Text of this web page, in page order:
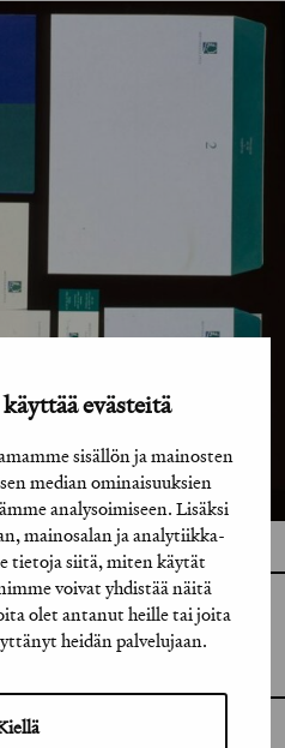
evästeitä
sisällön ja mainosten
median ominaisuuksien
analysoimiseen. Lisäksi
mainosalan ja analytiikka-
tietoja siitä, miten käytät
voivat yhdistää näitä
olet antanut heille tai joita
heidän palvelujaan.
/ tahot:
GRAFIA RY
GRAFIA(AT)GRAFIA.FI
UUDENMAANKATU 11 B 9,